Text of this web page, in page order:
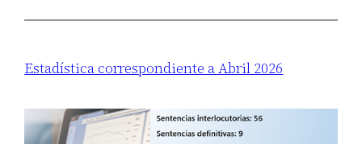
Estadística correspondiente a Abril 2026